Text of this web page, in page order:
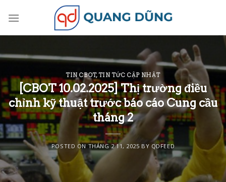
TIN CBOT,TIN TỨC CẬP NHẬT
[CBOT 10.02.2025] Thị trường điều
chỉnh kỹ thuật trước báo cáo Cung cầu
tháng 2
POSTED ONTHÁNG 2 11, 2025 BY QDFEED